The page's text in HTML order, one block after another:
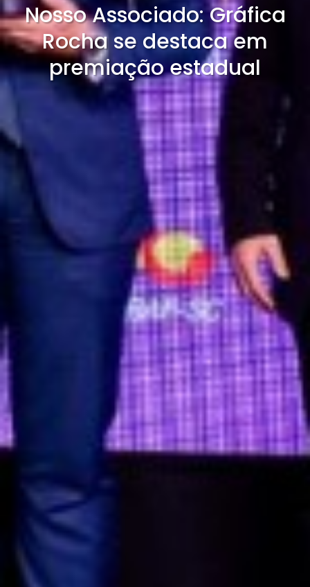
Nosso Associado: Gráfica
Rocha se destaca em
premiação estadual